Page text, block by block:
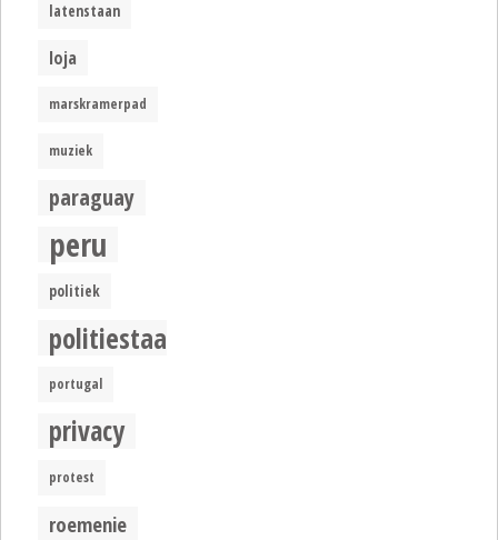
latenstaan
loja
marskramerpad
muziek
paraguay
peru
politiek
politiestaat
portugal
privacy
protest
roemenie